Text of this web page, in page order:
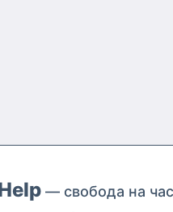
— свобода на час